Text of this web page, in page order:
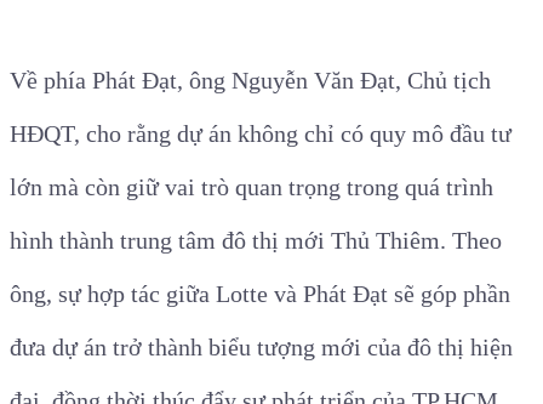
Về phía Phát Đạt, ông Nguyễn Văn Đạt, Chủ tịch
HĐQT, cho rằng dự án không chỉ có quy mô đầu tư
lớn mà còn giữ vai trò quan trọng trong quá trình
hình thành trung tâm đô thị mới Thủ Thiêm. Theo
ông, sự hợp tác giữa Lotte và Phát Đạt sẽ góp phần
đưa dự án trở thành biểu tượng mới của đô thị hiện